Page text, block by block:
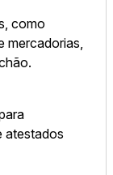
como
mercadorias,
atestados